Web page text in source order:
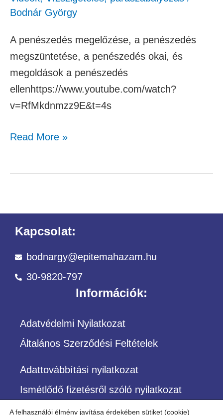
Bodnár György
A penészedés megelőzése, a penészedés
megszüntetése, a penészedés okai, és
megoldások a penészedés
ellenhttps://www.youtube.com/watch?
v=RfMkdnmzz9E&t=4s
Read More »
Kapcsolat:
bodnargy@epitemahazam.hu
30-9820-797
Információk:
Adatvédelmi Nyilatkozat
Általános Szerződési Feltételek
Adattovábbítási nyilatkozat
Ismétlődő fizetésről szóló nyilatkozat
A felhasználói élmény javítása érdekében sütiket (cookie)